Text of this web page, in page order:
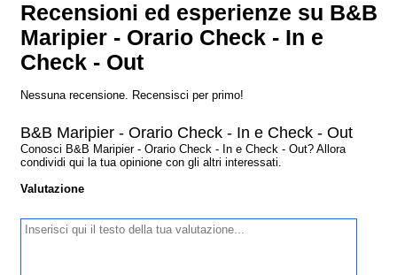
Recensioni ed esperienze su B&B
Maripier - Orario Check - In e
Check - Out
Nessuna recensione. Recensisci per primo!
B&B Maripier - Orario Check - In e Check - Out
Conosci B&B Maripier - Orario Check - In e Check - Out? Allora
condividi qui la tua opinione con gli altri interessati.
Valutazione